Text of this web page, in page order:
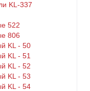
KL-337
522
806
KL - 50
KL - 51
KL - 52
KL - 53
KL - 54